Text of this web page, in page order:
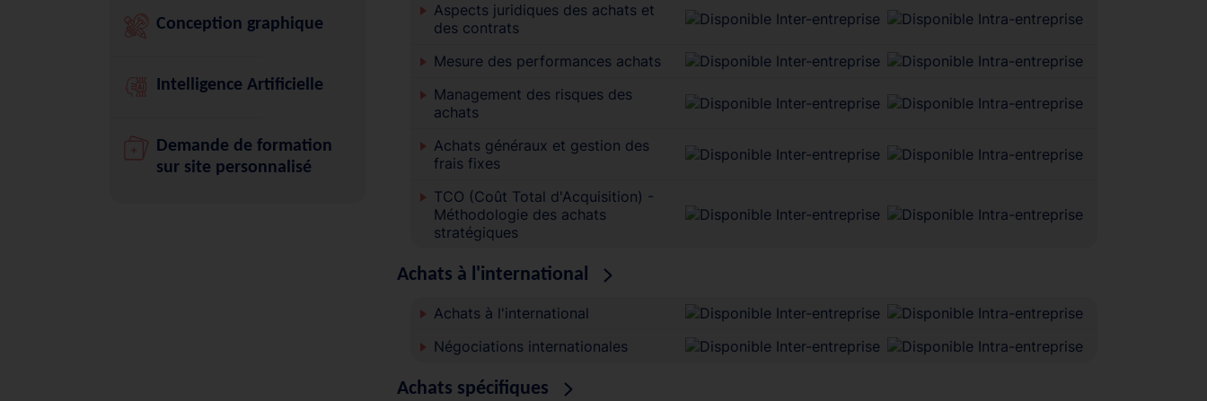
Aspects juridiques des achats et
des contrats
Mesure des performances achats
Management des risques des
achats
Achats généraux et gestion des
frais fixes
TCO (Coût Total d'Acquisition) -
Méthodologie des achats
stratégiques
Achats à l'international
Achats à l'international
Négociations internationales
Achats spécifiques
Conception graphique
Intelligence Artificielle
Demande de formation
sur site personnalisé